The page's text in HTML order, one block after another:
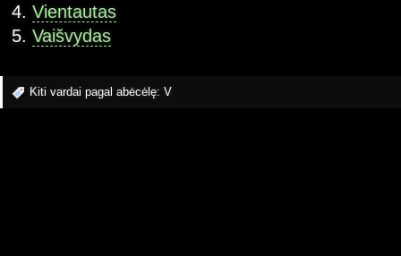
Vientautas
Vaišvydas
Kiti vardai pagal abėcėlę: V